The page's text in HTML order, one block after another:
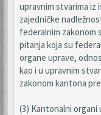
upravnim stvarima iz
zajedničke
federalnim zakonom
pitanja koja su
organe uprave,
kao i u upravnim
zakonom kantona
(3) Kantonalni organi